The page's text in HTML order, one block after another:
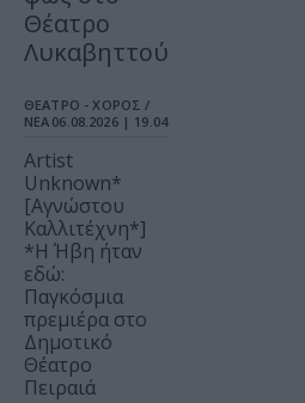
Θέατρο
Λυκαβηττού
ΘΕΑΤΡΟ - ΧΟΡΟΣ /
ΝΕΑ 06.08.2026 | 19.04
Artist
Unknown*
[Αγνώστου
Καλλιτέχνη*]
*Η Ήβη ήταν
εδώ:
Παγκόσμια
πρεμιέρα στο
Δημοτικό
Θέατρο
Πειραιά